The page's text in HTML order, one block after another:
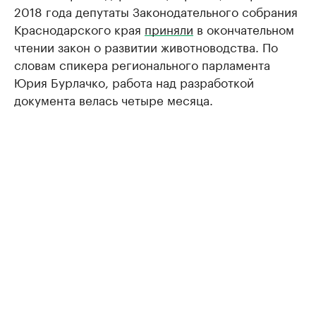
2018 года депутаты Законодательного собрания
Краснодарского края приняли в окончательном
чтении закон о развитии животноводства. По
словам спикера регионального парламента
Юрия Бурлачко, работа над разработкой
документа велась четыре месяца.